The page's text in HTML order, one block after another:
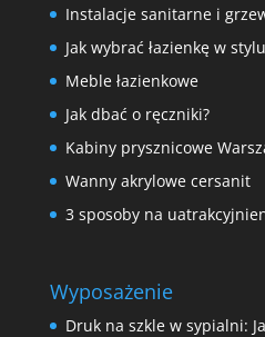
Instalacje sanitarne i
Jak wybrać łazienkę w
Meble łazienkowe
Jak dbać o ręczniki?
Kabiny prysznicowe
Wanny akrylowe cersanit
3 sposoby na
Wyposażenie
Druk na szkle w sypialni: